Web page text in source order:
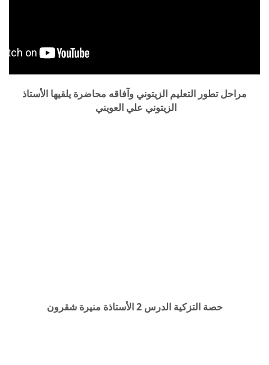
مراحل تطور التعليم الزيتوني وآفاقه محاضرة يلقيها الأستاذ
الزيتوني علي العويني
حصة التزكية الدرس 2 الأستاذة منيرة شقرون